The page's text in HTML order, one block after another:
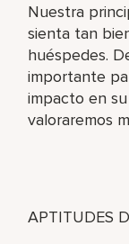
Nuestra
sienta tan
huéspedes.
importante
impacto en
valoraremos
APTITUDES